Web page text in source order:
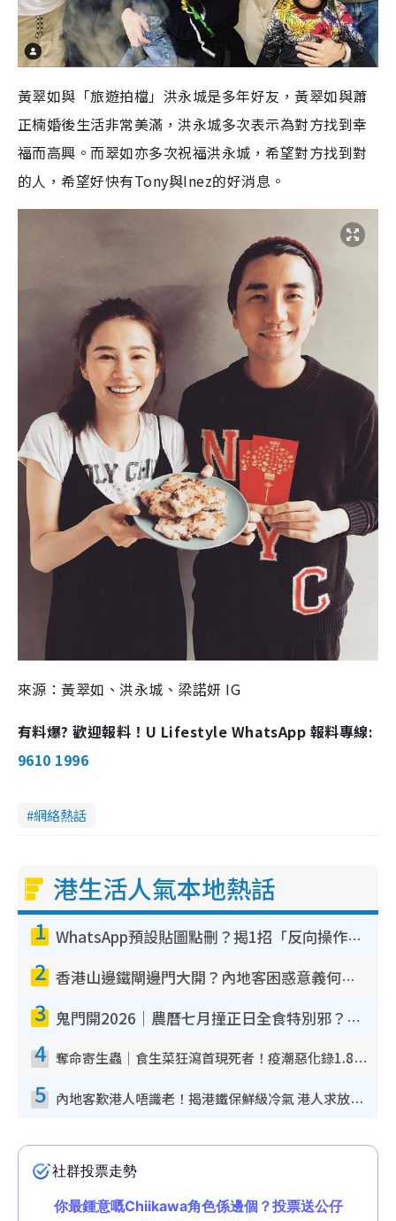
黃翠如與「旅遊拍檔」洪永城是多年好友，黃翠如與蕭
正楠婚後生活非常美滿，洪永城多次表示為對方找到幸
福而高興。而翠如亦多次祝福洪永城，希望對方找到對
的人，希望好快有Tony與Inez的好消息。
來源：黃翠如、洪永城、梁諾妍 IG
有料爆? 歡迎報料！U Lifestyle WhatsApp 報料專線:
9610 1996
網絡熱話
港生活人氣本地熱話
1 WhatsApp預設貼圖點刪？揭1招「反向操作」還原簡潔介面 附3步實測教學
2 香港山邊鐵閘邊門大開？內地客困惑意義何在！網民神回覆：呢種叫法理性防禦
3 鬼門開2026｜農曆七月撞正日全食特別邪？專家警告切忌做一事！揭4大禁忌+2招保平安
4 奪命寄生蟲｜食生菜狂瀉首現死者！疫潮惡化錄1.8萬宗病例 揭洗菜3大謬誤
5 內地客歎港人唔識老！揭港鐵保鮮級冷氣 港人求放過：咪投訴